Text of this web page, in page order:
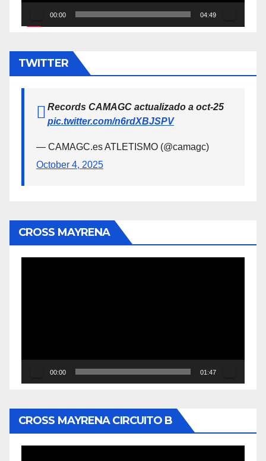
00:00 04:49
TWITTER
Records CAMAGC actualizado a oct-25
pic.twitter.com/n6rdXBJSPV
— CAMAGC.es ATLETISMO (@camagc)
October 4, 2025
CROSS MAYRENA
00:00 01:47
CROSS MAYRENA CIRCUITO B